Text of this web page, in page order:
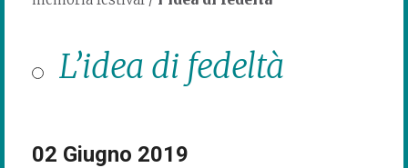
L’idea di fedeltà
02 Giugno 2019